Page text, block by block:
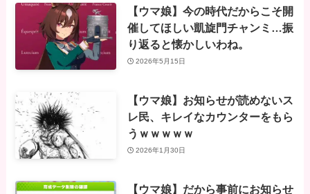
【ウマ娘】今の時代だからこそ開
催してほしい凱旋門チャンミ…振
り返ると懐かしいわね。
2026年5月15日
【ウマ娘】お知らせが読めないス
レ民、キレイなカウンターをもら
うｗｗｗｗｗ
2026年1月30日
【ウマ娘】だから事前にお知らせ